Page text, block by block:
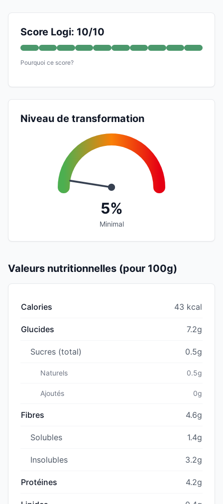
Score Logi: 10/10
Pourquoi ce score?
Niveau de transformation
5%
Minimal
Valeurs nutritionnelles (pour 100g)
Calories 43 kcal
Glucides 7.2g
Sucres (total) 0.5g
Naturels 0.5g
Ajoutés 0g
Fibres 4.6g
Solubles 1.4g
Insolubles 3.2g
Protéines 4.2g